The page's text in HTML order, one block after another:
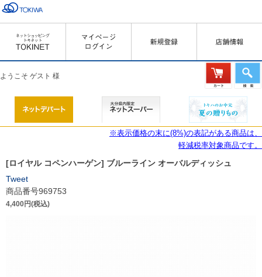
ようこそ ゲスト 様
※表示価格の末に(8%)の表記がある商品は、
軽減税率対象商品です。
[ロイヤル コペンハーゲン] ブルーライン オーバルディッシュ
Tweet
商品番号969753
4,400円(税込)